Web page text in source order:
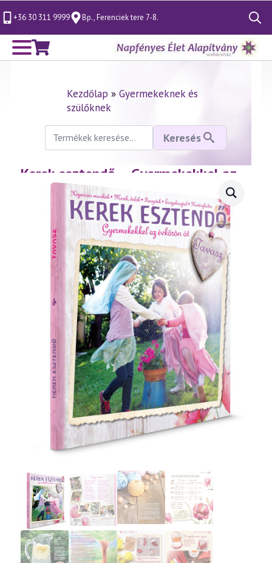
+36 30 311 9999 Bp., Ferenciek tere 7-8.
Search
for:
Kezdőlap » Gyermekeknek és
szülőknek
Keresés
következőre:
Keresés
Kerek esztendő – Gyermekekkel az
évkörön át – 1. rész: Tavasz